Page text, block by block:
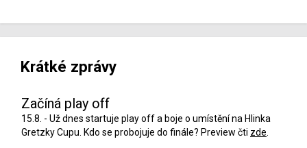
Krátké zprávy
Začíná play off
15.8. - Už dnes startuje play off a boje o umístění na Hlinka
Gretzky Cupu. Kdo se probojuje do finále? Preview čti zde